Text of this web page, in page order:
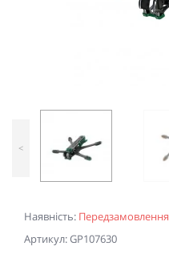
Наявність: Передзамовлення
Артикул: GP107630
<